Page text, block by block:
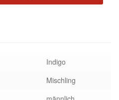
Indigo
Mischling